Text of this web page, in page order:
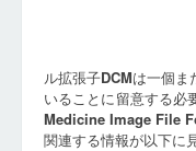
ル拡張子DCMは一個ま
いることに留意する必
Medicine Image File
関連する情報が以下に